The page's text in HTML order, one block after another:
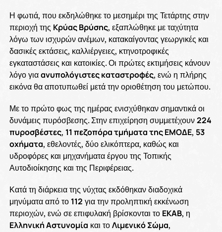
Η φωτιά, που εκδηλώθηκε το μεσημέρι της Τετάρτης στην
περιοχή της Κρύας Βρύσης, εξαπλώθηκε με ταχύτητα
λόγω των ισχυρών ανέμων, κατακαίγοντας γεωργικές και
δασικές εκτάσεις, καλλιέργειες, κτηνοτροφικές
εγκαταστάσεις και κατοικίες. Οι πρώτες εκτιμήσεις κάνουν
λόγο γιαανυπολόγιστες καταστροφές, ενώ η πλήρης
εικόνα θα αποτυπωθεί μετά την οριοθέτηση του μετώπου.
Με το πρώτο φως της ημέρας ενισχύθηκαν σημαντικά οι
δυνάμεις πυρόσβεσης. Στην επιχείρηση συμμετέχουν224
πυροσβέστες, 11 πεζοπόρα τμήματα της ΕΜΟΔΕ, 53
οχήματα, εθελοντές, δύο ελικόπτερα, καθώς και
υδροφόρες και μηχανήματα έργου της Τοπικής
Αυτοδιοίκησης και της Περιφέρειας.
Κατά τη διάρκεια της νύχτας εκδόθηκαν διαδοχικά
μηνύματα από το 112 για την προληπτική εκκένωση
περιοχών, ενώ σε επιφυλακή βρίσκονται το ΕΚΑΒ, η
Ελληνική Αστυνομία και τοΛιμενικό Σώμα,